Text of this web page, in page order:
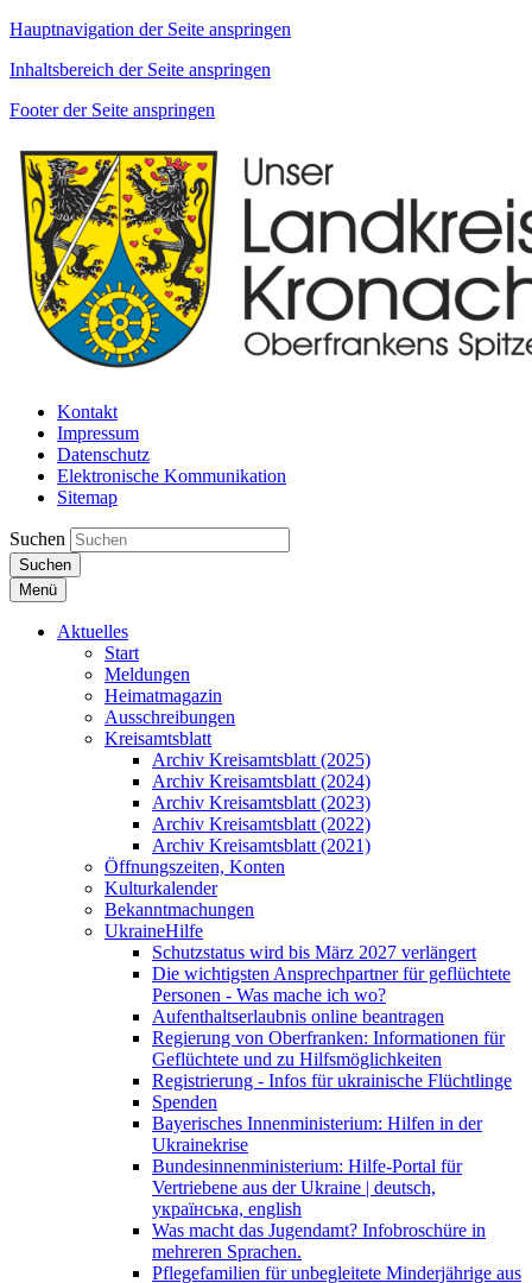
Hauptnavigation der Seite anspringen
Inhaltsbereich der Seite anspringen
Footer der Seite anspringen
Kontakt
Impressum
Datenschutz
Elektronische Kommunikation
Sitemap
Suchen
Suchen
Menü
Aktuelles
Start
Meldungen
Heimatmagazin
Ausschreibungen
Kreisamtsblatt
Archiv Kreisamtsblatt (2025)
Archiv Kreisamtsblatt (2024)
Archiv Kreisamtsblatt (2023)
Archiv Kreisamtsblatt (2022)
Archiv Kreisamtsblatt (2021)
Öffnungszeiten, Konten
Kulturkalender
Bekanntmachungen
UkraineHilfe
Schutzstatus wird bis März 2027 verlängert
Die wichtigsten Ansprechpartner für geflüchtete
Personen - Was mache ich wo?
Aufenthaltserlaubnis online beantragen
Regierung von Oberfranken: Informationen für
Geflüchtete und zu Hilfsmöglichkeiten
Registrierung - Infos für ukrainische Flüchtlinge
Spenden
Bayerisches Innenministerium: Hilfen in der
Ukrainekrise
Bundesinnenministerium: Hilfe-Portal für
Vertriebene aus der Ukraine | deutsch,
українська, english
Was macht das Jugendamt? Infobroschüre in
mehreren Sprachen.
Pflegefamilien für unbegleitete Minderjährige aus